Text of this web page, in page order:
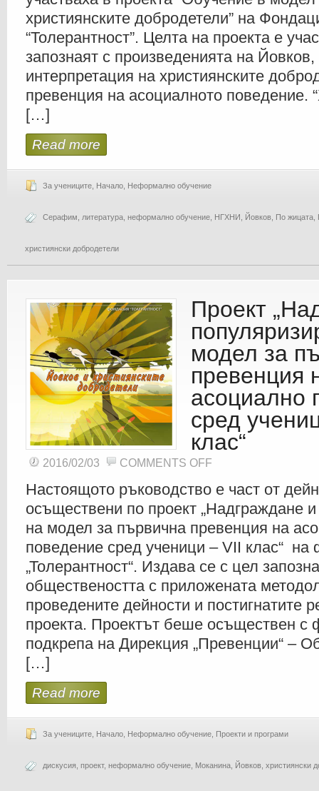
християнските добродетели” на
“Толерантност”. Целта на проекта е
запознаят с произведенията на Йовков,
интерпретация на християнските
превенция на асоциалното поведение.
[…]
Read more
За учениците Начало Неформално обучение
Серафим литература неформално обучение НГХНИ Йовков По жицата
християнски добродетели
Проект
модел за
превенция
асоциално
сред
клас“
2016/02/03 COMMENTS OFF
ПОПУЛЯРИЗИРАНЕ
МОДЕЛ
ЗА
ПРЕВЕНЦИЯ
АСОЦИАЛНО
ПОВЕДЕНИЕ
СРЕД
УЧЕНИЦИ
VII
КЛАС“
Настоящото ръководство е част от
осъществени по проект „Надграждане
на модел за първична превенция на
поведение сред ученици – VII клас“ на
„Толерантност“. Издава се с цел
обществеността с приложената
проведените дейности и постигнатите
проекта. Проектът беше осъществен с
подкрепа на Дирекция „Превенции“ –
[…]
Read more
За учениците Начало Неформално обучение Проекти и програми
дискусия проект, неформално обучение Моканина Йовков християнски